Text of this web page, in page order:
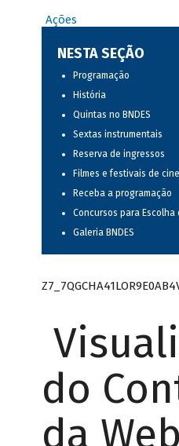
Ações
NESTA SEÇÃO
Programação
História
Quintas no BNDES
Sextas instrumentais
Reserva de ingressos
Filmes e festivais de
Receba a programação
Concursos para
Galeria BNDES
do
da Web